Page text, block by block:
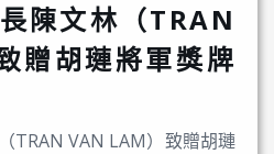
陳文林（TRAN
贈胡璉將軍獎牌
TRAN VAN LAM）致贈胡璉